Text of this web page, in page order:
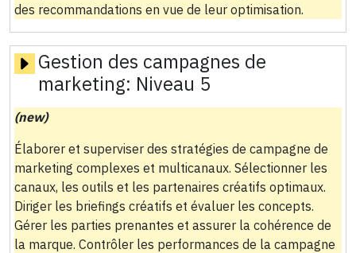
des recommandations en vue de leur optimisation.
Gestion des campagnes de
marketing: Niveau 5
(new)
Élaborer et superviser des stratégies de campagne de
marketing complexes et multicanaux. Sélectionner les
canaux, les outils et les partenaires créatifs optimaux.
Diriger les briefings créatifs et évaluer les concepts.
Gérer les parties prenantes et assurer la cohérence de
la marque. Contrôler les performances de la campagne